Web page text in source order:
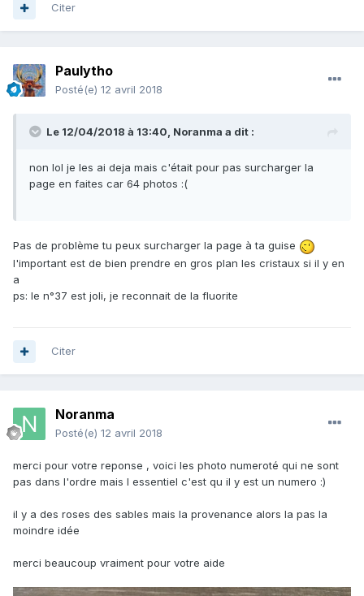
Citer
Paulytho
Posté(e) 12 avril 2018
Le 12/04/2018 à 13:40, Noranma a dit :
non lol je les ai deja mais c'était pour pas surcharger la
page en faites car 64 photos :(
Pas de problème tu peux surcharger la page à ta guise
l'important est de bien prendre en gros plan les cristaux si il y en
a
ps: le n°37 est joli, je reconnait de la fluorite
Citer
Noranma
Posté(e) 12 avril 2018
merci pour votre reponse , voici les photo numeroté qui ne sont
pas dans l'ordre mais l essentiel c'est qu il y est un numero :)
il y a des roses des sables mais la provenance alors la pas la
moindre idée
merci beaucoup vraiment pour votre aide